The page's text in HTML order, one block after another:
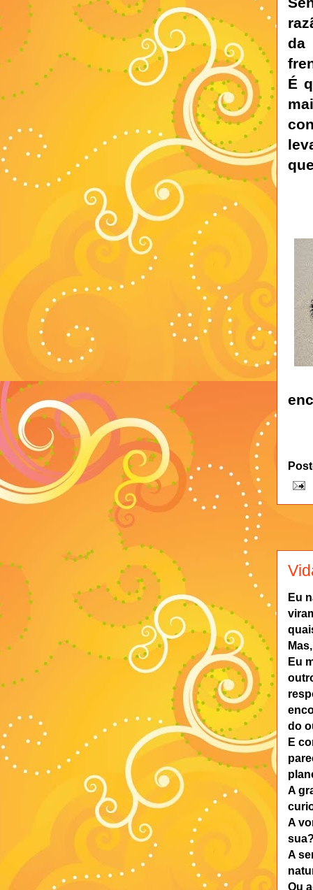
da
É
Eu
Eu
do
E
A
A
A
Ou